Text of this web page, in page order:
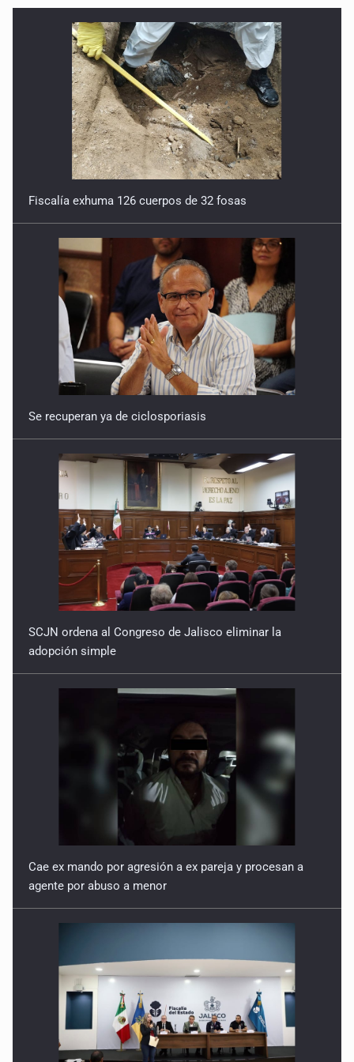
Fiscalía exhuma 126 cuerpos de 32 fosas
Se recuperan ya de ciclosporiasis
SCJN ordena al Congreso de Jalisco eliminar la
adopción simple
Cae ex mando por agresión a ex pareja y procesan a
agente por abuso a menor